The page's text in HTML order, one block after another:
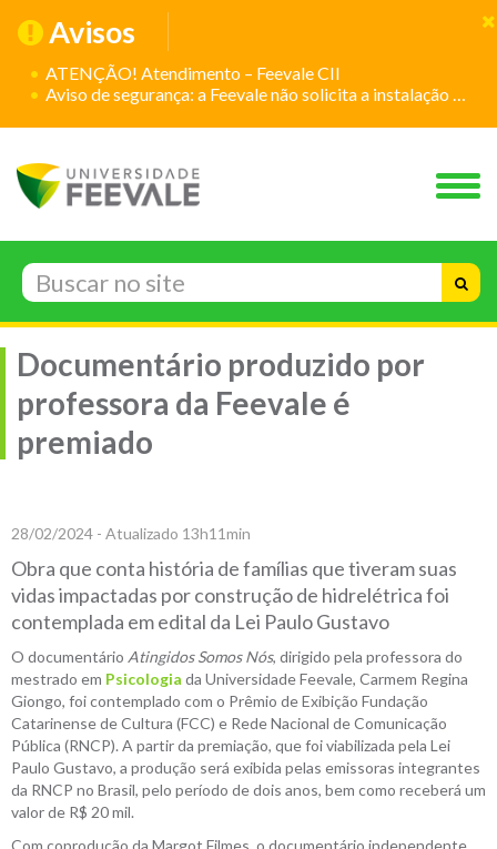
Avisos
ATENÇÃO! Atendimento – Feevale CII
Aviso de segurança: a Feevale não solicita a instalação de aplicativos
Documentário produzido por
professora da Feevale é
premiado
28/02/2024 - Atualizado 13h11min
Obra que conta história de famílias que tiveram suas
vidas impactadas por construção de hidrelétrica foi
contemplada em edital da Lei Paulo Gustavo
O documentário Atingidos Somos Nós, dirigido pela professora do
mestrado em Psicologia da Universidade Feevale, Carmem Regina
Giongo, foi contemplado com o Prêmio de Exibição Fundação
Catarinense de Cultura (FCC) e Rede Nacional de Comunicação
Pública (RNCP). A partir da premiação, que foi viabilizada pela Lei
Paulo Gustavo, a produção será exibida pelas emissoras integrantes
da RNCP no Brasil, pelo período de dois anos, bem como receberá um
valor de R$ 20 mil.
Com coprodução da Margot Filmes, o documentário independente